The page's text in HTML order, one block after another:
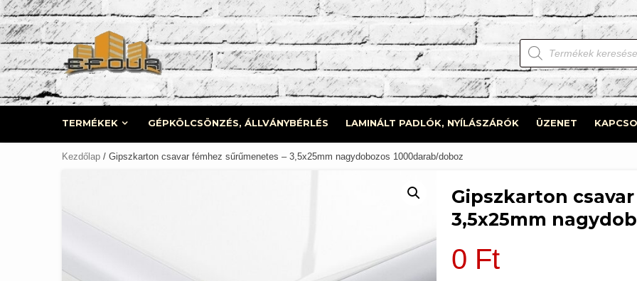
Skip
to
content
Products
search
TERMÉKEK GÉPKÖLCSÖNZÉS, ÁLLVÁNYBÉRLÉS LAMINÁLT PADLÓK, NYÍLÁSZÁRÓK ÜZENET
Kezdőlap / Gipszkarton csavar fémhez sűrűmenetes – 3,5x25mm nagydobozos 1000darab/doboz
Gipszkarton
3,5x25mm
0 Ft